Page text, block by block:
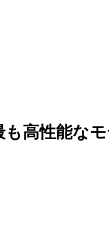
高性能な